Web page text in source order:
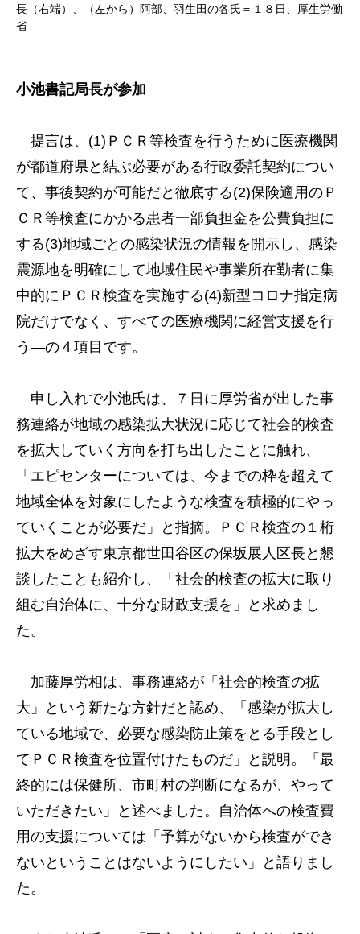
長（右端）、（左から）阿部、羽生田の各氏＝１８日、厚生労働
省
小池書記局長が参加
提言は、(1)ＰＣＲ等検査を行うために医療機関
が都道府県と結ぶ必要がある行政委託契約につい
て、事後契約が可能だと徹底する(2)保険適用のＰ
ＣＲ等検査にかかる患者一部負担金を公費負担に
する(3)地域ごとの感染状況の情報を開示し、感染
震源地を明確にして地域住民や事業所在勤者に集
中的にＰＣＲ検査を実施する(4)新型コロナ指定病
院だけでなく、すべての医療機関に経営支援を行
う―の４項目です。
申し入れで小池氏は、７日に厚労省が出した事
務連絡が地域の感染拡大状況に応じて社会的検査
を拡大していく方向を打ち出したことに触れ、
「エピセンターについては、今までの枠を超えて
地域全体を対象にしたような検査を積極的にやっ
ていくことが必要だ」と指摘。ＰＣＲ検査の１桁
拡大をめざす東京都世田谷区の保坂展人区長と懇
談したことも紹介し、「社会的検査の拡大に取り
組む自治体に、十分な財政支援を」と求めまし
た。
加藤厚労相は、事務連絡が「社会的検査の拡
大」という新たな方針だと認め、「感染が拡大し
ている地域で、必要な感染防止策をとる手段とし
てＰＣＲ検査を位置付けたものだ」と説明。「最
終的には保健所、市町村の判断になるが、やって
いただきたい」と述べました。自治体への検査費
用の支援については「予算がないから検査ができ
ないということはないようにしたい」と語りまし
た。